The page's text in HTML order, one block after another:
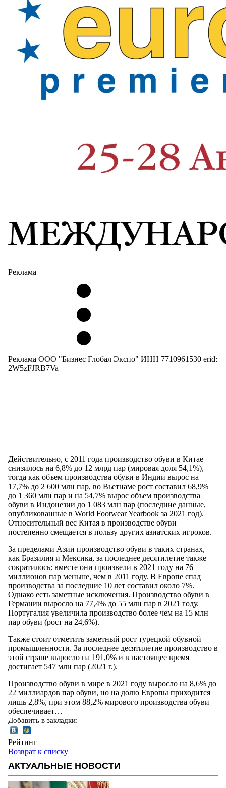
Реклама
Реклама ООО "Бизнес Глобал Экспо" ИНН 7710961530 erid:
2W5zFJRB7Va
Действительно, с 2011 года производство обуви в Китае
снизилось на 6,8% до 12 млрд пар (мировая доля 54,1%),
тогда как объем производства обуви в Индии вырос на
17,7% до 2 600 млн пар, во Вьетнаме рост составил 68,9%
до 1 360 млн пар и на 54,7% вырос объем производства
обуви в Индонезии до 1 083 млн пар (последние данные,
опубликованные в World Footwear Yearbook за 2021 год).
Относительный вес Китая в производстве обуви
постепенно смещается в пользу других азиатских игроков.
За пределами Азии производство обуви в таких странах,
как Бразилия и Мексика, за последнее десятилетие также
сократилось: вместе они произвели в 2021 году на 76
миллионов пар меньше, чем в 2011 году. В Европе спад
производства за последние 10 лет составил около 7%.
Однако есть заметные исключения. Производство обуви в
Германии выросло на 77,4% до 55 млн пар в 2021 году.
Португалия увеличила производство более чем на 15 млн
пар обуви (рост на 24,6%).
Также стоит отметить заметный рост турецкой обувной
промышленности. За последнее десятилетие производство в
этой стране выросло на 191,0% и в настоящее время
достигает 547 млн ​​пар (2021 г.).
Производство обуви в мире в 2021 году выросло на 8,6% до
22 миллиардов пар обуви, но на долю Европы приходится
лишь 2,8%, при этом 88,2% мирового производства обуви
обеспечивает…
Добавить в закладки:
Рейтинг
Возврат к списку
АКТУАЛЬНЫЕ НОВОСТИ